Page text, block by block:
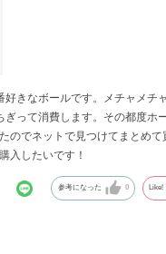
好きなボールです。メチャメチ
ぎって消費します。その都度ホ
のでネットで見つけてまとめて
入したいです！
参考になった 0 Like!